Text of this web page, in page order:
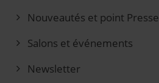
Nouveautés et point Presse
Salons et événements
Newsletter